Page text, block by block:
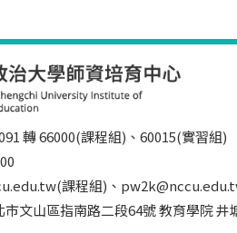
轉 66000(課程組)、60015(實習組)
課程組)、
市文山區指南路二段64號 教育學院 井